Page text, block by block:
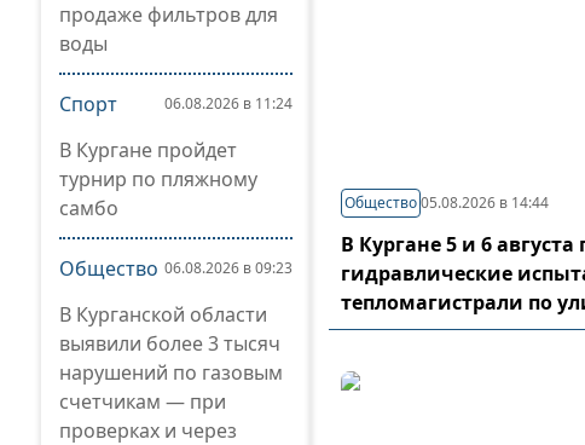
продаже фильтров для
воды
Спорт 06.08.2026 в 11:24
В Кургане пройдет
турнир по пляжному
самбо
Общество 06.08.2026 в 09:23
В Курганской области
выявили более 3 тысяч
нарушений по газовым
счетчикам — при
проверках и через
Общество05.08.2026 в 14:44
В Кургане 5 и 6
гидравлические
тепломагистрали по